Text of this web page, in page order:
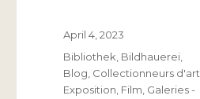
Veröffentlicht
am
April 4, 2023
Kategorien
Bibliothek Bildhauerei
Blog Collectionneurs d'art
Exposition Film Galeries -